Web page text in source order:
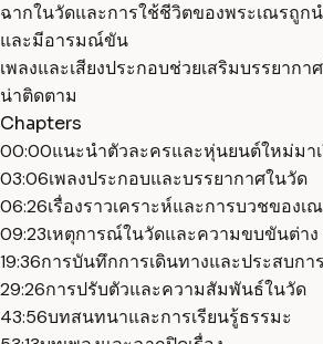
ฉากในวัดและการใช้ชีวิตของพระเณรถูกน
และมีอารมณ์ขัน
เพลงและเสียงประกอบช่วยเสริมบรรยาก
น่าติดตาม
Chapters
00:00แนะนำตัวละครและหุ่นยนต์ใหม่มา
03:06เพลงประกอบและบรรยากาศในวัด
06:26เรื่องราวเคราะห์และการบวชของเ
09:23เหตุการณ์ในวัดและความขบขันต่าง
19:36การบันทึกการเดินทางและประสบก
29:26การปรับตัวและความสัมพันธ์ในวัด
43:56บทสนทนาและการเรียนรู้ธรรมะ